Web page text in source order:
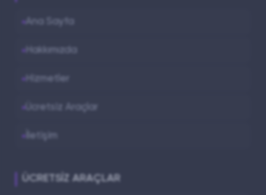
Ana Sayfa
Hizmetler
Ücretsiz Araçlar
İletişim
ÜCRETSIZ ARAÇLAR